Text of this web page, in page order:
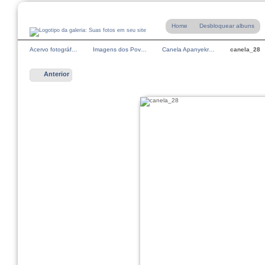
Home Desbloquear albuns
Acervo fotográf… Imagens dos Pov… Canela Apanyekr… canela_28
Anterior